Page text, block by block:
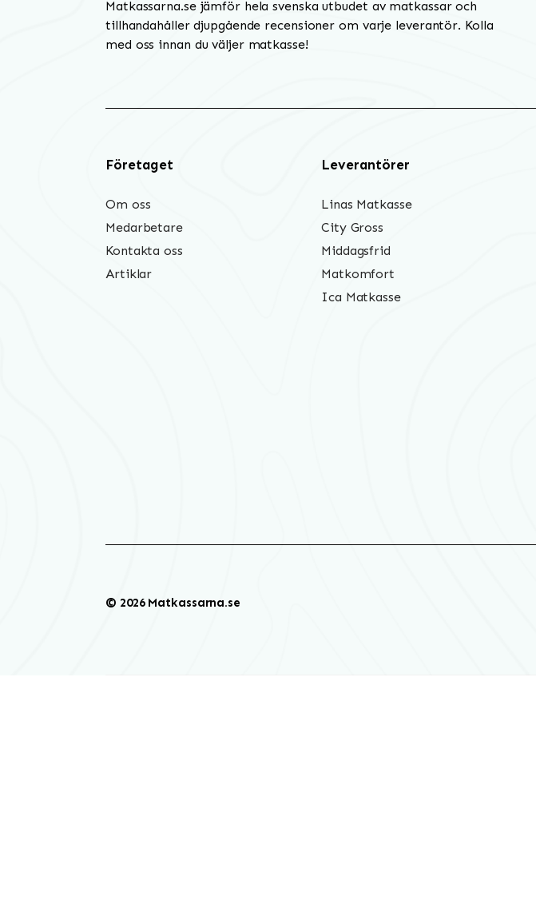
Matkassarna.se jämför hela svenska utbudet av matkassar och
tillhandahåller djupgående recensioner om varje leverantör. Kolla
med oss innan du väljer matkasse!
Företaget
Om oss
Medarbetare
Kontakta oss
Artiklar
Leverantörer
Linas Matkasse
City Gross
Middagsfrid
Matkomfort
Ica Matkasse
© 2026 Matkassarna.se